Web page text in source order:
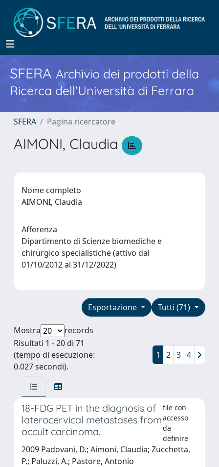
SFERA Archivio dei prodotti della
Ricerca dell'Università di Ferrara
SFERA Pagina ricercatore
AIMONI, Claudia
Nome completo
AIMONI, Claudia
Afferenza
Dipartimento di Scienze biomediche e
chirurgico specialistiche (attivo dal
01/10/2012 al 31/12/2022)
Tutti (71)
Esportazione
Mostra
records
Risultati 1 - 20 di 71
(tempo di esecuzione:
0.027 secondi).
1 2 3 4
18-FDG PET in the diagnosis of
laterocervical metastases from
occult carcinoma.
file con
accesso
da
definire
2009 Padovani, D.; Aimoni, Claudia; Zucchetta,
P.; Paluzzi, A.; Pastore, Antonio